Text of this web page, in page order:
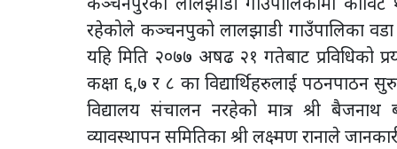
रहेकोले कञ्चनपुको लालझाडी गाउँपालिका
यहि मिति २०७७ अषढ २१ गतेबाट प्रविधिको
कक्षा ६,७ र ८ का विद्यार्थिहरुलाई पठनपाठन
विद्यालय संचालन नरहेको मात्र श्री
व्यावस्थापन समितिका श्री लक्ष्मण रानाले